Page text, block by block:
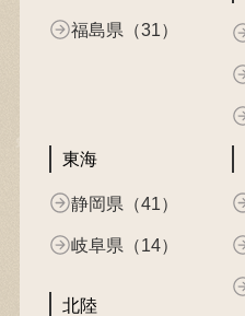
福島県（31）
東海
静岡県（41）
岐阜県（14）
北陸